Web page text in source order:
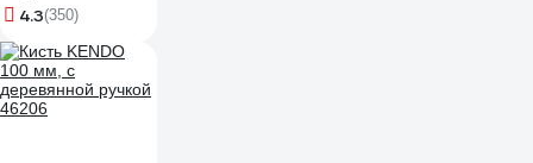
щетина,
824305
4.3(350)